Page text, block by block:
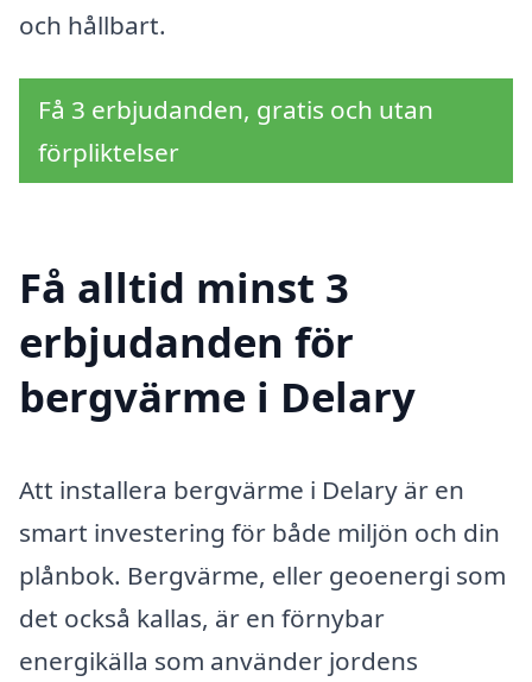
och hållbart.
Få 3 erbjudanden, gratis och utan
förpliktelser
Få alltid minst 3
erbjudanden för
bergvärme i Delary
Att installera bergvärme i Delary är en
smart investering för både miljön och din
plånbok. Bergvärme, eller geoenergi som
det också kallas, är en förnybar
energikälla som använder jordens